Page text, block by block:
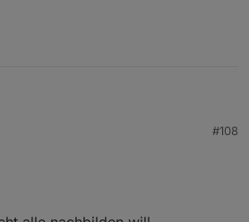
schriftarten, siehts dann oft anders
#108